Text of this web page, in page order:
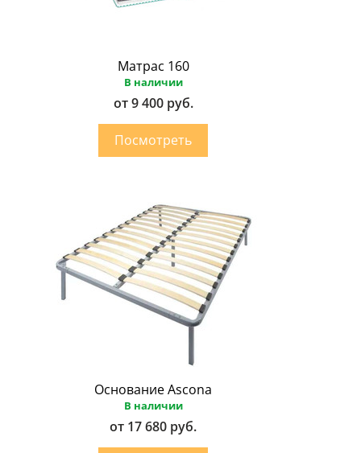
Матрас 160
В наличии
от 9 400 руб.
Основание Ascona
В наличии
от 17 680 руб.